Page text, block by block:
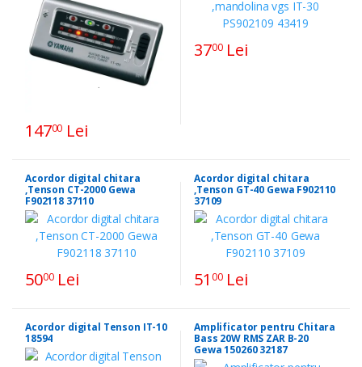
14700 Lei
3700Lei
Acordor digital chitara
,Tenson CT-2000 Gewa
F902118 37110
5000Lei
Acordor digital chitara
,Tenson GT-40 Gewa F902110
37109
51 00Lei
Acordor digital Tenson IT-10
18594
Amplificator pentru Chitara
Bass 20W RMS ZAR B-20
Gewa 150260 32187